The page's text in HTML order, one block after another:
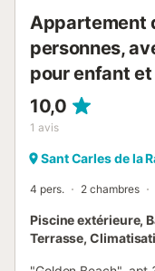
Appartement
personnes,
pour enfant
10,0
1 avis
Sant Carles de la
4 pers. 2 chambres
Piscine extérieure,
Terrasse,